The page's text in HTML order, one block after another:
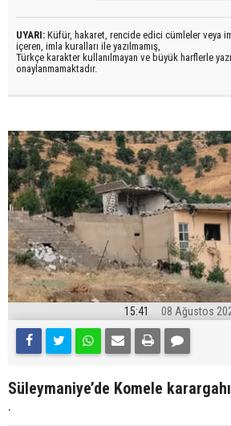
UYARI: Küfür, hakaret, rencide edici cümleler veya
içeren, imla kuralları ile yazılmamış,
Türkçe karakter kullanılmayan ve büyük harflerle
onaylanmamaktadır.
15:41 08 Ağustos
Süleymaniye’de Komele
.